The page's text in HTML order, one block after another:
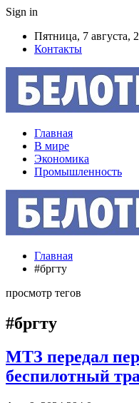
Sign in
Пятница, 7 августа,
Контакты
Главная
В мире
Экономика
Промышленность
Главная
#бргту
просмотр тегов
#бргту
МТЗ передал
беспилотный